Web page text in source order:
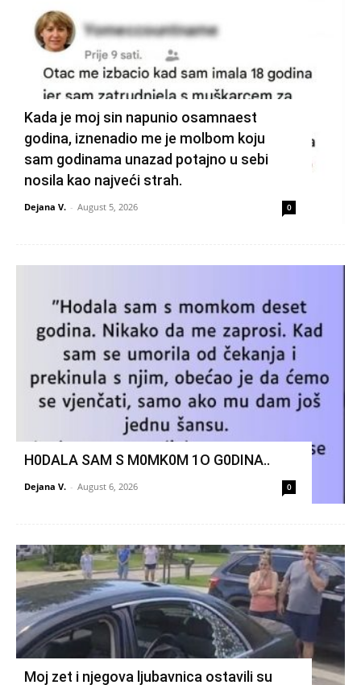
Kada je moj sin napunio osamnaest
godina, iznenadio me je molbom koju
sam godinama unazad potajno u sebi
nosila kao najveći strah.
Dejana V. - August 5, 2026 0
H0DALA SAM S M0MK0M 1O G0DINA..
Dejana V. - August 6, 2026 0
Moj zet i njegova ljubavnica ostavili su